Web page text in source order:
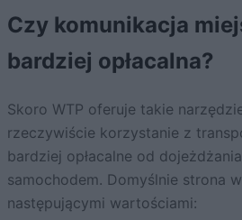
Czy komunikacja
bardziej opłacalna?
Skoro WTP oferuje takie
rzeczywiście korzystanie z
bardziej opłacalne od
samochodem. Domyślnie strona
następującymi wartościami: